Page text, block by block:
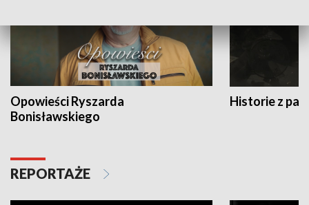
Opowieści Ryszarda
Bonisławskiego
Historie z
REPORTAŻE